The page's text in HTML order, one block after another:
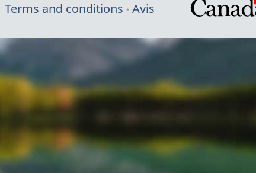
Terms and conditions Avis